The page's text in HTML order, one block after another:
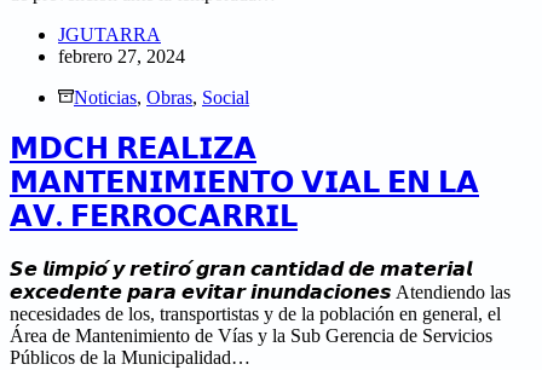
JGUTARRA
febrero 27, 2024
Noticias, Obras, Social
𝗠𝗗𝗖𝗛 𝗥𝗘𝗔𝗟𝗜𝗭𝗔
𝗠𝗔𝗡𝗧𝗘𝗡𝗜𝗠𝗜𝗘𝗡𝗧𝗢 𝗩𝗜𝗔𝗟 𝗘𝗡 𝗟𝗔
𝗔𝗩. 𝗙𝗘𝗥𝗥𝗢𝗖𝗔𝗥𝗥𝗜𝗟
𝙎𝙚 𝙡𝙞𝙢𝙥𝙞𝙤́ 𝙮 𝙧𝙚𝙩𝙞𝙧𝙤́ 𝙜𝙧𝙖𝙣 𝙘𝙖𝙣𝙩𝙞𝙙𝙖𝙙 𝙙𝙚 𝙢𝙖𝙩𝙚𝙧𝙞𝙖𝙡
𝙚𝙭𝙘𝙚𝙙𝙚𝙣𝙩𝙚 𝙥𝙖𝙧𝙖 𝙚𝙫𝙞𝙩𝙖𝙧 𝙞𝙣𝙪𝙣𝙙𝙖𝙘𝙞𝙤𝙣𝙚𝙨 Atendiendo las
necesidades de los, transportistas y de la población en general, el
Área de Mantenimiento de Vías y la Sub Gerencia de Servicios
Públicos de la Municipalidad…